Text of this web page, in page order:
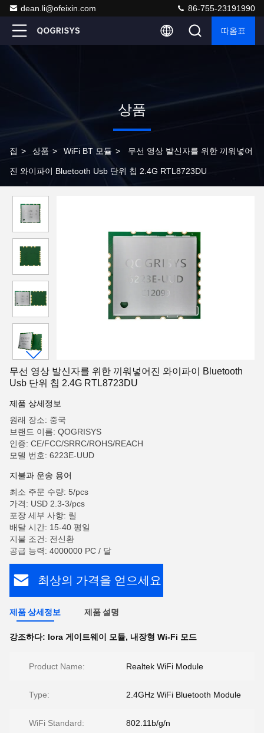
dean.li@ofeixin.com 86-755-23191990
따옴표
상품
집 > 상품 > WiFi BT 모듈 > 무선 영상 발신자를 위한 끼워넣어
진 와이파이 Bluetooth Usb 단위 칩 2.4G RTL8723DU
무선 영상 발신자를 위한 끼워넣어진 와이파이 Bluetooth
Usb 단위 칩 2.4G RTL8723DU
제품 상세정보
원래 장소: 중국
브랜드 이름: QOGRISYS
인증: CE/FCC/SRRC/ROHS/REACH
모델 번호: 6223E-UUD
지불과 운송 용어
최소 주문 수량: 5/pcs
가격: USD 2.3-3/pcs
포장 세부 사항: 릴
배달 시간: 15-40 평일
지불 조건: 전신환
공급 능력: 4000000 PC / 달
최상의 가격을 얻으세요
제품 상세정보 제품 설명
강조하다: lora 게이트웨이 모듈, 내장형 Wi-Fi 모드
Product Name: Realtek WiFi Module
Type: 2.4GHz WiFi Bluetooth Module
WiFi Standard: 802.11b/g/n